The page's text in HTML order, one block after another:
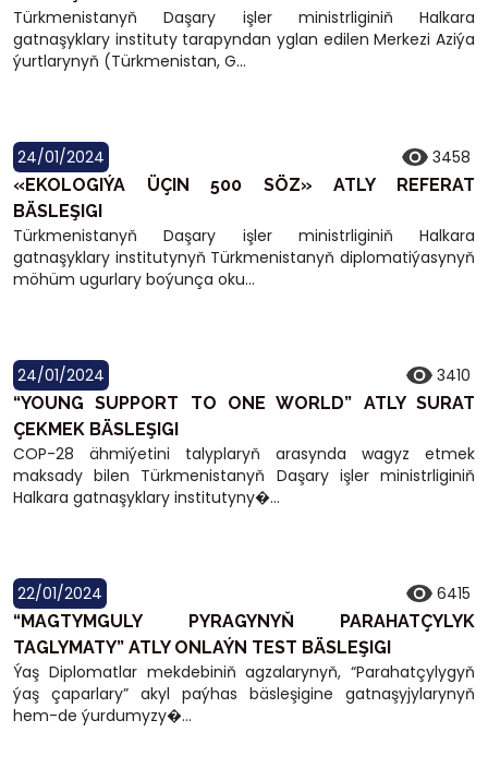
Türkmenistanyň Daşary işler ministrliginiň Halkara
gatnaşyklary instituty tarapyndan yglan edilen Merkezi Aziýa
ýurtlarynyň (Türkmenistan, G...
24/01/2024 3458
«EKOLOGIÝA ÜÇIN 500 SÖZ» ATLY REFERAT
BÄSLEŞIGI
Türkmenistanyň Daşary işler ministrliginiň Halkara
gatnaşyklary institutynyň Türkmenistanyň diplomatiýasynyň
möhüm ugurlary boýunça oku...
24/01/2024 3410
“YOUNG SUPPORT TO ONE WORLD” ATLY SURAT
ÇEKMEK BÄSLEŞIGI
COP-28 ähmiýetini talyplaryň arasynda wagyz etmek
maksady bilen Türkmenistanyň Daşary işler ministrliginiň
Halkara gatnaşyklary institutyny�...
22/01/2024 6415
“MAGTYMGULY PYRAGYNYŇ PARAHATÇYLYK
TAGLYMATY” ATLY ONLAÝN TEST BÄSLEŞIGI
Ýaş Diplomatlar mekdebiniň agzalarynyň, “Parahatçylygyň
ýaş çaparlary” akyl paýhas bäsleşigine gatnaşyjylarynyň
hem-de ýurdumyzy�...